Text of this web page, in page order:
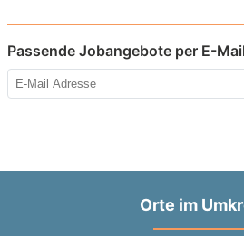
Passende Jobangebote per E-
Orte im